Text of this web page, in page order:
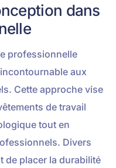
dans
professionnelle
aux
Cette approche vise
de travail
tout en
Divers
de placer la durabilité